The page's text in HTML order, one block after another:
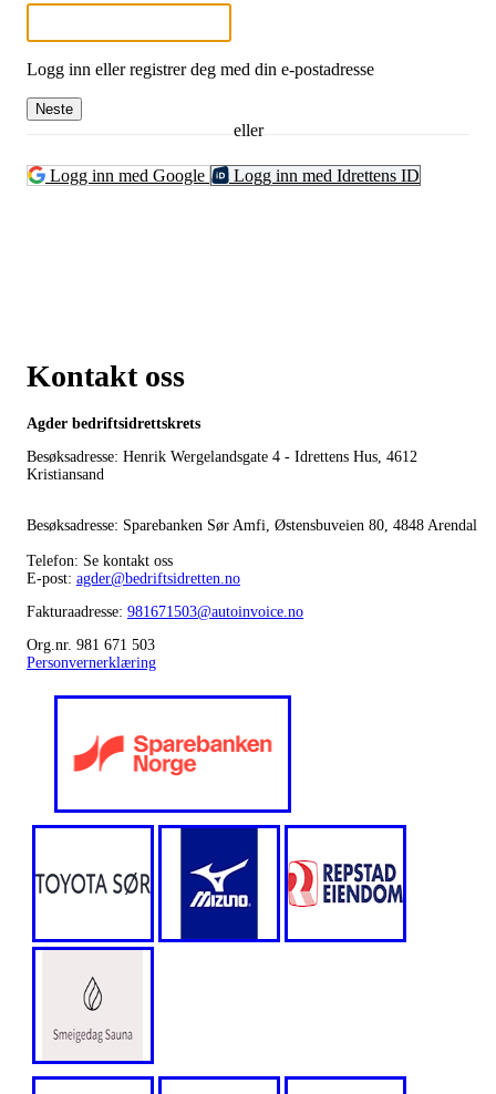
Logg inn eller registrer deg med din e-postadresse
Neste
eller
Logg inn med Google Logg inn med Idrettens ID
Kontakt oss
Agder bedriftsidrettskrets
Besøksadresse: Henrik Wergelandsgate 4 - Idrettens Hus, 4612
Kristiansand
Besøksadresse: Sparebanken Sør Amfi, Østensbuveien 80, 4848 Arendal
Telefon: Se kontakt oss
E-post: agder@bedriftsidretten.no
Fakturaadresse: 981671503@autoinvoice.no
Org.nr. 981 671 503
Personvernerklæring